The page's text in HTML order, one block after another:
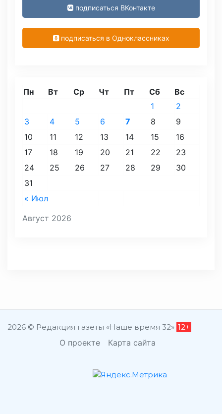
подписаться ВКонтакте
подписаться в Одноклассниках
Август 2026
Пн Вт Ср Чт Пт Сб Вс
« Июл
1
2
3
4 5 6 7 8
9
10
11 12 13 14 15
16
17
18 19 20 21 22
23
24
25 26 27 28 29
30
31
2026 © Редакция газеты «Наше время 32» 12+
О проекте Карта сайта